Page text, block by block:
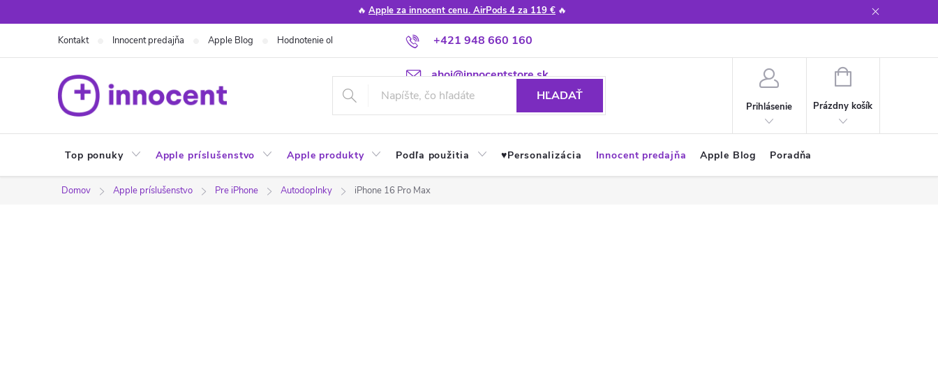
na
🔥 Apple za innocent cenu. AirPods 4 za 119 € 🔥
+421 948 660 160
ahoj@innocentstore.sk
Kontakt Innocent predajňa Apple Blog Hodnotenie obchodu Poradňa Apple návody a tipy
HĽADAŤ
Prihlásenie
NÁKUPNÝ
Prázdny košík
Top ponuky Apple príslušenstvo Apple produkty Podľa použitia ♥︎Personalizácia Innocent predajňa Apple Blog Poradňa
Domov Apple príslušenstvo Pre iPhone Autodoplnky iPhone 16 Pro Max